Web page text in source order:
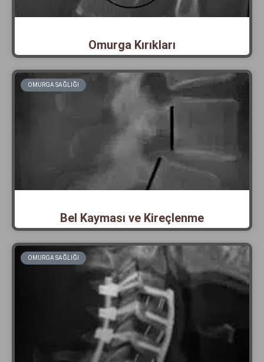
Omurga Kırıkları
OMURGA SAĞLIĞI
Bel Kayması ve Kireçlenme
OMURGA SAĞLIĞI